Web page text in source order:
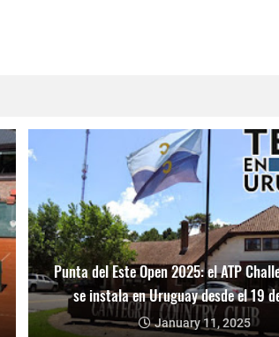
Punta del Este Open 2025: el ATP
se instala en Uruguay desde el 19
January 11, 2025